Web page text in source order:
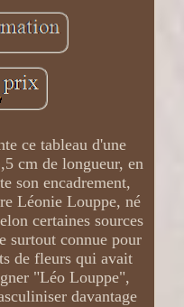
ce tableau d'une
cm de longueur, en
son encadrement,
Léonie Louppe, né
certaines sources
surtout connue pour
de fleurs qui avait
"Léo Louppe",
davantage